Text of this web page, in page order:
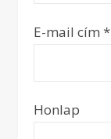
E-mail cím *
Honlap